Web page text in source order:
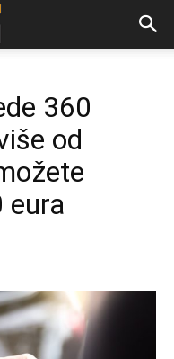
360
od
eura